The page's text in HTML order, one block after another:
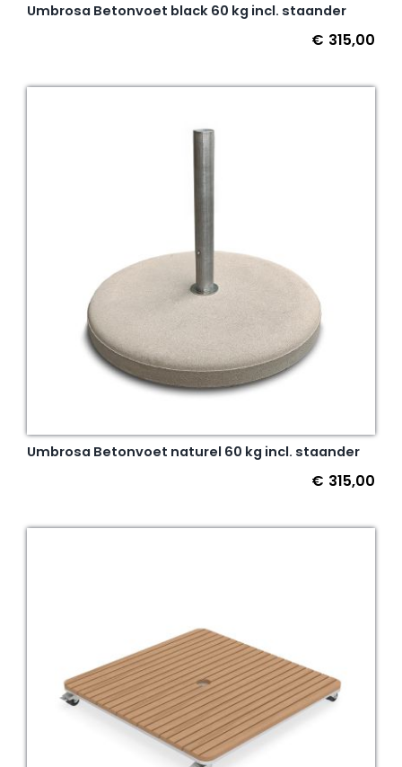
Umbrosa Betonvoet black 60 kg incl. staander
€ 315,00
Umbrosa Betonvoet naturel 60 kg incl. staander
€ 315,00